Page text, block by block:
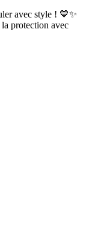
avec style ! 💙✨
protection avec